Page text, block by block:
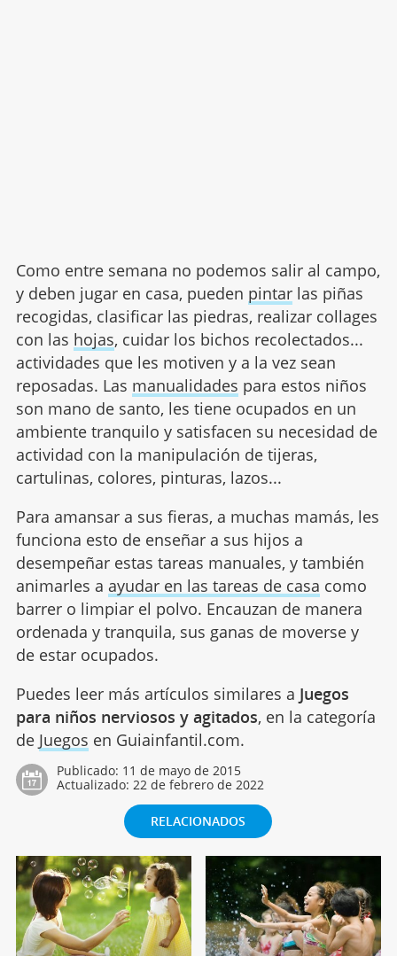
Como entre semana no podemos salir al campo,
y deben jugar en casa, pueden pintarlas piñas
recogidas, clasificar las piedras, realizar collages
con las hojas, cuidar los bichos recolectados...
actividades que les motiven y a la vez sean
reposadas. Las manualidades para estos niños
son mano de santo, les tiene ocupados en un
ambiente tranquilo y satisfacen su necesidad de
actividad con la manipulación de tijeras,
cartulinas, colores, pinturas, lazos...
Para amansar a sus fieras, a muchas mamás, les
funciona esto de enseñar a sus hijos a
desempeñar estas tareas manuales, y también
animarles a ayudar en las tareas de casa como
barrer o limpiar el polvo. Encauzan de manera
ordenada y tranquila, sus ganas de moverse y
de estar ocupados.
Puedes leer más artículos similares a Juegos
para niños nerviosos y agitados, en la categoría
de Juegos en Guiainfantil.com.
Publicado: 11 de mayo de 2015
Actualizado: 22 de febrero de 2022
RELACIONADOS